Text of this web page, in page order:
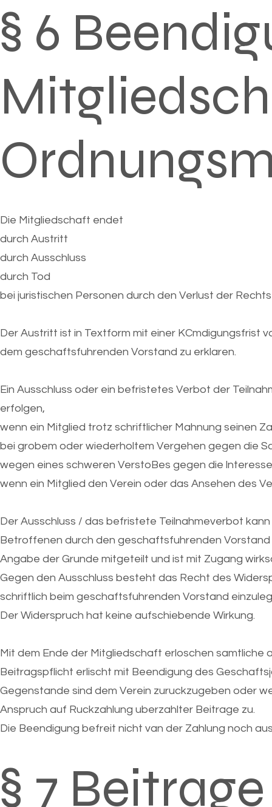
§ 6
Die Mitgliedschaft endet
durch Austritt
durch Ausschluss
durch Tod
bei juristischen Personen durch den Verlust der
Der Austritt ist in Textform mit einer KCmdigungsfrist
dem geschaftsfuhrenden Vorstand zu erklaren.
Ein Ausschluss oder ein befristetes Verbot der
erfolgen,
wenn ein Mitglied trotz schriftlicher Mahnung seinen
bei grobem oder wiederholtem Vergehen gegen die
wegen eines schweren VerstoBes gegen die
wenn ein Mitglied den Verein oder das Ansehen des
Der Ausschluss / das befristete Teilnahmeverbot
Betroffenen durch den geschaftsfuhrenden
Angabe der Grunde mitgeteilt und ist mit Zugang
Gegen den Ausschluss besteht das Recht des
schriftlich beim geschaftsfuhrenden Vorstand
Der Widerspruch hat keine aufschiebende Wirkung.
Mit dem Ende der Mitgliedschaft erloschen
Beitragspflicht erlischt mit Beendigung des
Gegenstande sind dem Verein zuruckzugeben oder
Anspruch auf Ruckzahlung uberzahlter Beitrage zu.
Die Beendigung befreit nicht van der Zahlung noch
§ 7 Beitrage